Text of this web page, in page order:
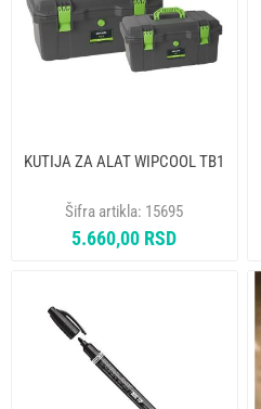
KUTIJA ZA ALAT WIPCOOL TB1
Šifra artikla: 15695
5.660,00 RSD